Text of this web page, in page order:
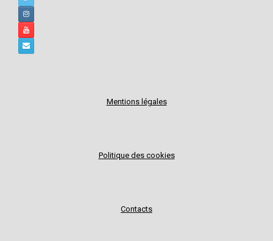
Mentions légales
Politique des cookies
Contacts